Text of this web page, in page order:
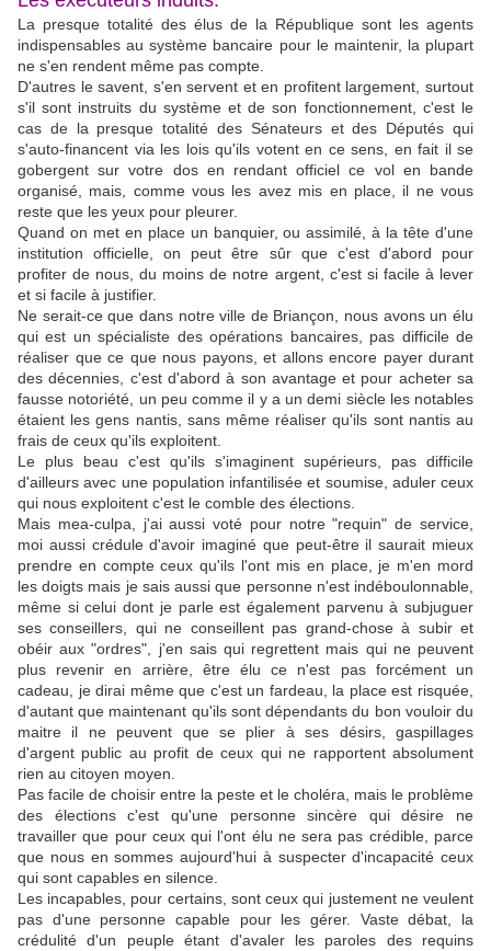
La presque totalité des élus de la République sont les agents
indispensables au système bancaire pour le maintenir, la plupart
ne s'en rendent même pas compte.
D'autres le savent, s'en servent et en profitent largement, surtout
s'il sont instruits du système et de son fonctionnement, c'est le
cas de la presque totalité des Sénateurs et des Députés qui
s'auto-financent via les lois qu'ils votent en ce sens, en fait il se
gobergent sur votre dos en rendant officiel ce vol en bande
organisé, mais, comme vous les avez mis en place, il ne vous
reste que les yeux pour pleurer.
Quand on met en place un banquier, ou assimilé, à la tête d'une
institution officielle, on peut être sûr que c'est d'abord pour
profiter de nous, du moins de notre argent, c'est si facile à lever
et si facile à justifier.
Ne serait-ce que dans notre ville de Briançon, nous avons un élu
qui est un spécialiste des opérations bancaires, pas difficile de
réaliser que ce que nous payons, et allons encore payer durant
des décennies, c'est d'abord à son avantage et pour acheter sa
fausse notoriété, un peu comme il y a un demi siècle les notables
étaient les gens nantis, sans même réaliser qu'ils sont nantis au
frais de ceux qu'ils exploitent.
Le plus beau c'est qu'ils s'imaginent supérieurs, pas difficile
d'ailleurs avec une population infantilisée et soumise, aduler ceux
qui nous exploitent c'est le comble des élections.
Mais mea-culpa, j'ai aussi voté pour notre "requin" de service,
moi aussi crédule d'avoir imaginé que peut-être il saurait mieux
prendre en compte ceux qu'ils l'ont mis en place, je m'en mord
les doigts mais je sais aussi que personne n'est indéboulonnable,
même si celui dont je parle est également parvenu à subjuguer
ses conseillers, qui ne conseillent pas grand-chose à subir et
obéir aux "ordres", j'en sais qui regrettent mais qui ne peuvent
plus revenir en arrière, être élu ce n'est pas forcément un
cadeau, je dirai même que c'est un fardeau, la place est risquée,
d'autant que maintenant qu'ils sont dépendants du bon vouloir du
maitre il ne peuvent que se plier à ses désirs, gaspillages
d'argent public au profit de ceux qui ne rapportent absolument
rien au citoyen moyen.
Pas facile de choisir entre la peste et le choléra, mais le problème
des élections c'est qu'une personne sincère qui désire ne
travailler que pour ceux qui l'ont élu ne sera pas crédible, parce
que nous en sommes aujourd'hui à suspecter d'incapacité ceux
qui sont capables en silence.
Les incapables, pour certains, sont ceux qui justement ne veulent
pas d'une personne capable pour les gérer. Vaste débat, la
crédulité d'un peuple étant d'avaler les paroles des requins